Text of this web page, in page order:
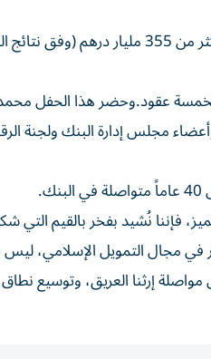
وخلال مسيرته الممتدة على مدى 50 عاماً، نجح دبي الإسلامي في تنمية قاعدة موجوداته إلى أكثر من 355 مليار
لخمسة عقود.وحضر هذا الحفل
مجلس إدارة البنك ولجنة
المتواصل بالتميز، فإننا نُشيد بفخر بالقيم
في مجال التمويل الإسلامي،
إرثنا العريق، وتوسيع نطاق